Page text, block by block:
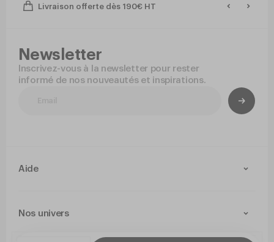
Livraison offerte dès 190€ HT
Newsletter
Inscrivez-vous à la newsletter pour rester
informé de nos nouveautés et inspirations.
Aide
Livraison et retours
Nos univers